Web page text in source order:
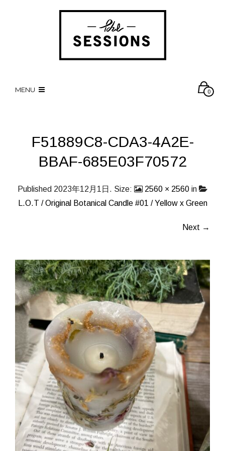
MENU 0
F51889C8-CDA3-4A2E-
BBAF-685E03F70572
Published 2023年12月1日 . Size: 2560 × 2560 in
L.O.T / Original Botanical Candle #01 / Yellow x Green
Next →